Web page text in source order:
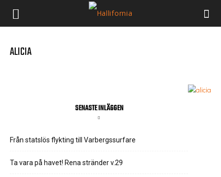
ALICIA
SENASTE INLÄGGEN
Från statslös flykting till Varbergssurfare
Ta vara på havet! Rena stränder v.29